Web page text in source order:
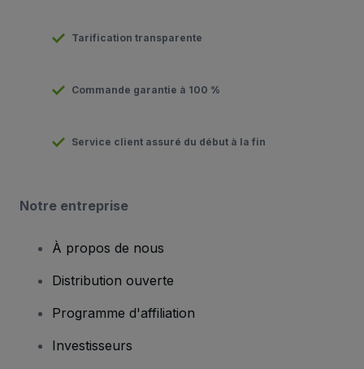
Tarification transparente
Commande garantie à 100 %
Service client assuré du début à la fin
Notre entreprise
À propos de nous
Distribution ouverte
Programme d'affiliation
Investisseurs